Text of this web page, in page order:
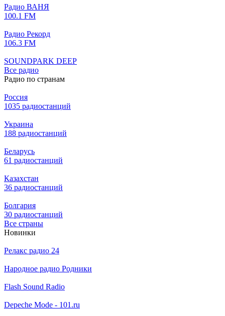
Радио ВАНЯ
100.1 FM
Радио Рекорд
106.3 FM
SOUNDPARK DEEP
Все радио
Радио по странам
Россия
1035 радиостанций
Украина
188 радиостанций
Беларусь
61 радиостанций
Казахстан
36 радиостанций
Болгария
30 радиостанций
Все страны
Новинки
Релакс радио 24
Народное радио Родники
Flash Sound Radio
Depeche Mode - 101.ru